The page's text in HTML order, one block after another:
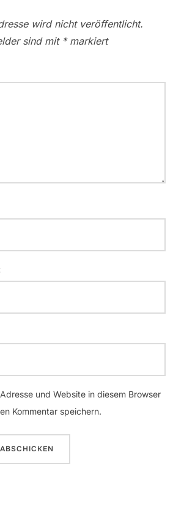
wird nicht veröffentlicht.
sind mit *markiert
und Website in diesem Browser
Kommentar speichern.